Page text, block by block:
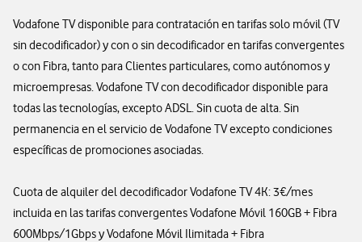
Vodafone TV disponible para contratación en tarifas solo móvil (TV
sin decodificador) y con o sin decodificador en tarifas convergentes
o con Fibra, tanto para Clientes particulares, como autónomos y
microempresas. Vodafone TV con decodificador disponible para
todas las tecnologías, excepto ADSL. Sin cuota de alta. Sin
permanencia en el servicio de Vodafone TV excepto condiciones
específicas de promociones asociadas.
Cuota de alquiler del decodificador Vodafone TV 4K: 3€/mes
incluida en las tarifas convergentes Vodafone Móvil 160GB + Fibra
600Mbps/1Gbps y Vodafone Móvil Ilimitada + Fibra